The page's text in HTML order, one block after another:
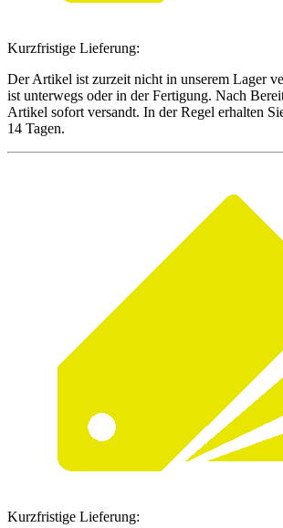
Kurzfristige Lieferung:
Der Artikel ist zurzeit nicht in unserem Lager
ist unterwegs oder in der Fertigung. Nach
Artikel sofort versandt. In der Regel erhalten
14 Tagen.
Kurzfristige Lieferung: